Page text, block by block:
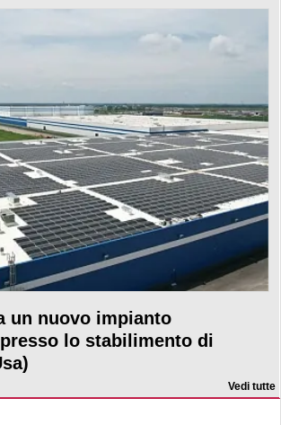
un nuovo impianto
lo stabilimento di
Vedi tutte